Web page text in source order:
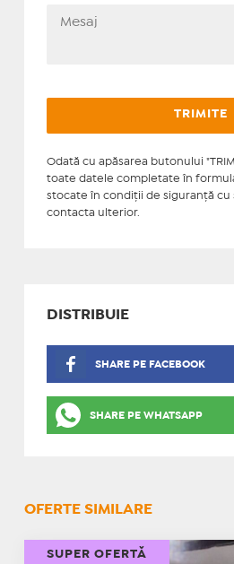
Odată cu apăsarea butonului
toate datele completate în
stocate în condiţii de siguranţă cu
contacta ulterior.
DISTRIBUIE
SHARE PE FACEBOOK
SHARE PE WHATSAPP
OFERTE SIMILARE
SUPER OFERTĂ